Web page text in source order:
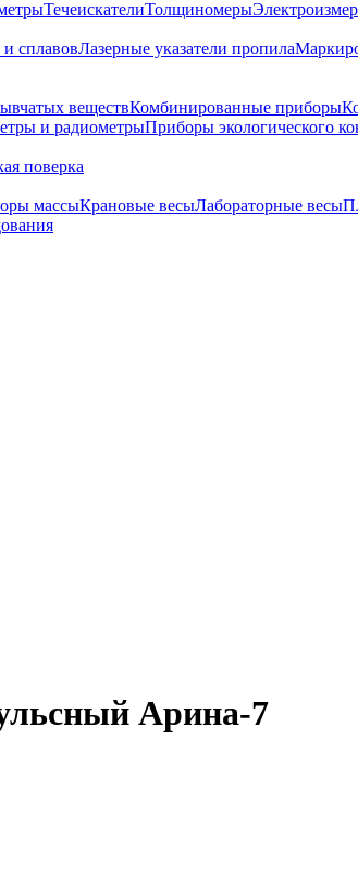
ТечеискателиТолщиномеры
сплавовЛазерные указатели пропила
веществКомбинированные приборы
и радиометрыПриборы экологического
поверка
массыКрановые весыЛабораторные весы
Арина-7